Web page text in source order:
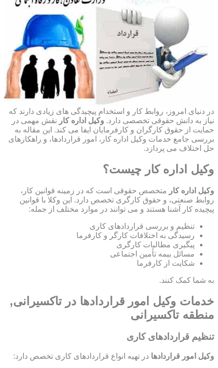
در دنیای امروز، روابط کار و استخدام پیچیدگی های زیادی دارند که
نیاز به دانش حقوقی تخصصی دارد. وکیل اداره کار نقش مهمی در
حمایت از حقوق کارگران و کارفرمایان ایفا می کند. این مقاله به
بررسی جامع خدمات وکیل اداره کار، امور قراردادها، و راهکارهای
حل اختلاف می پردازد.
وکیل اداره کار چیست؟
وکیل اداره کار متخصص حقوقی است که در زمینه قوانین کار،
روابط صنعتی، و حقوق کارگری تخصص دارد. این وکلا با قوانین
پیچیده کار آشنا هستند و می توانند در موارد مختلف از جمله:
تنظیم و بررسی قراردادهای کاری
رسیدگی به اختلافات کارگر و کارفرما
پیگیری مطالبات کارگری
مسائل بیمه تأمین اجتماعی
شکایت از کارفرما
به شما کمک کنند.
خدمات وکیل امور قراردادها در تاکسیرانی,
منطقه تاکسیرانی
تنظیم قراردادهای کاری
وکیل امور قراردادها در تهیه انواع قراردادهای کاری تخصص دارد: